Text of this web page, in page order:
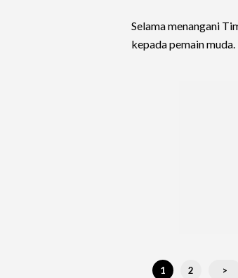
Selama menangani
kepada pemain muda.
1 2 >